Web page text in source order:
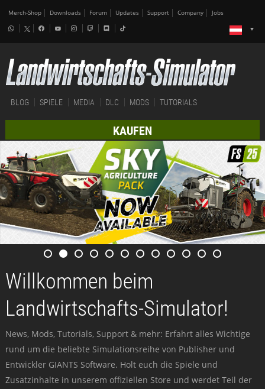
Merch-Shop Downloads Forum Updates Support Company Jobs
BLOG SPIELE MEDIA DLC MODS TUTORIALS
KAUFEN
Willkommen beim
Landwirtschafts-Simulator!
News, Mods, Tutorials, Support & mehr: Erfahrt alles Wichtige
rund um die beliebte Simulationsreihe von Publisher und
Entwickler GIANTS Software. Holt euch die Spiele und
Zusatzinhalte in unserem offiziellen Store und werdet Teil der